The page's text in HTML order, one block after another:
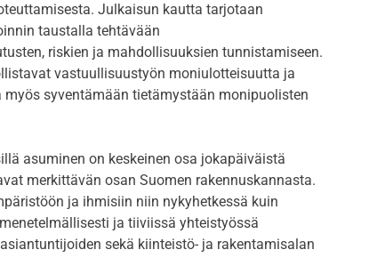
Julkaisun kautta tarjotaan
taustalla tehtävään
riskien ja mahdollisuuksien tunnistamiseen.
vastuullisuustyön moniulotteisuutta ja
syventämään tietämystään monipuolisten
asuminen on keskeinen osa jokapäiväistä
merkittävän osan Suomen rakennuskannasta.
ja ihmisiin niin nykyhetkessä kuin
ja tiiviissä yhteistyössä
sekä kiinteistö- ja rakentamisalan